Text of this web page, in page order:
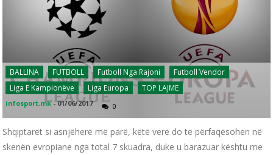
BALLINA FUTBOLL Futboll Nga Rajoni
Futboll Vendor
Liga E Kampionëve
Liga Europa TOP LAJME
infosport.mk -01/06/2017 0
Shqiptarët si asnjëherë më parë, këtë verë do të përfaqësohen në
skenën evropiane nga total 7 skuadra, duke u barazuar kështu me